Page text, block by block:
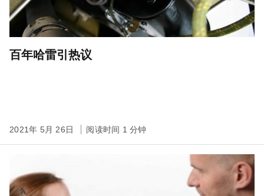
百年哈雷引热议
2021年 5月 26日 阅读时间 1 分钟